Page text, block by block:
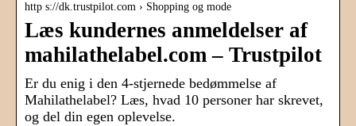
http s://dk.trustpilot.com › Shopping og mode
Læs kundernes anmeldelser af
mahilathelabel.com – Trustpilot
Er du enig i den 4-stjernede bedømmelse af
Mahilathelabel? Læs, hvad 10 personer har skrevet,
og del din egen oplevelse.